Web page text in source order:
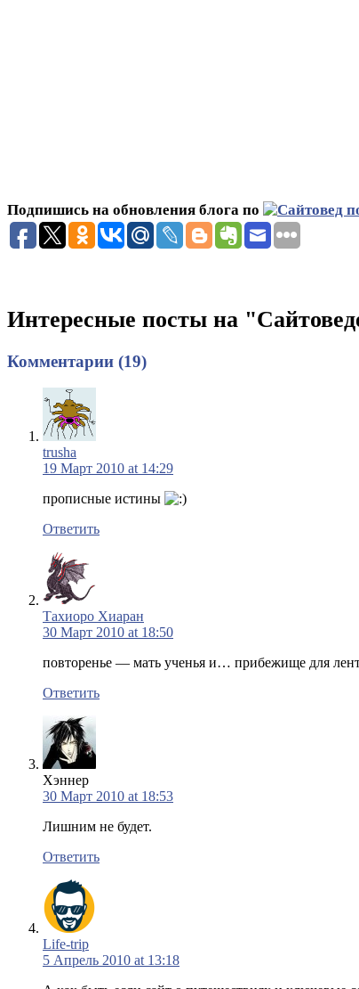
Подпишись на обновления блога по
Интересные посты на
Комментарии (19)
trusha
19 Март 2010 at 14:29
прописные истины
Ответить
Тахиоро Хиаран
30 Март 2010 at 18:50
повторенье — мать ученья и… прибежище для
Ответить
Хэннер
30 Март 2010 at 18:53
Лишним не будет.
Ответить
Life-trip
5 Апрель 2010 at 13:18